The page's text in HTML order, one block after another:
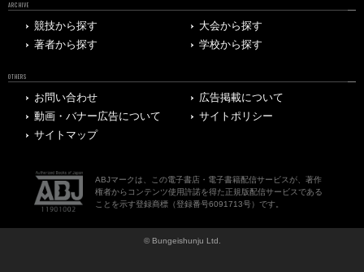
ARCHIVE
競技から探す
大会から探す
著者から探す
学校から探す
OTHERS
お問い合わせ
広告掲載について
動画・バナー広告について
サイトポリシー
サイトマップ
ABJマークは、この電子書店・電子書籍配信サービスが、著作
権者からコンテンツ使用許諾を得た正規版配信サービスである
ことを示す登録商標（登録番号6091713号）です。
© Bungeishunju Ltd.